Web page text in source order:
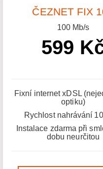
ČEZNET FIX
100Mb/s
599
Fixní internet xDSL
optiku)
Rychlost nahrávání
Instalace zdarma při
dobu neurčitou